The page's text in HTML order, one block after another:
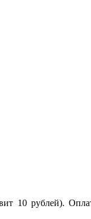
10 рублей).